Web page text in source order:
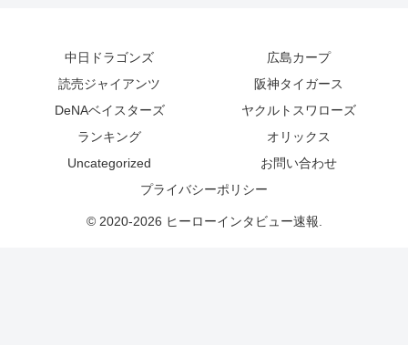
中日ドラゴンズ
広島カープ
読売ジャイアンツ
阪神タイガース
DeNAベイスターズ
ヤクルトスワローズ
ランキング
オリックス
Uncategorized
お問い合わせ
プライバシーポリシー
© 2020-2026 ヒーローインタビュー速報.